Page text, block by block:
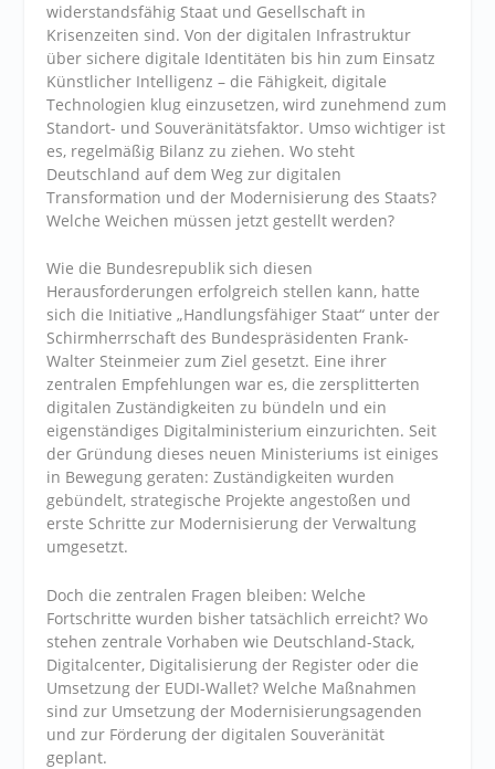
widerstandsfähig Staat und Gesellschaft in
Krisenzeiten sind. Von der digitalen Infrastruktur
über sichere digitale Identitäten bis hin zum Einsatz
Künstlicher Intelligenz – die Fähigkeit, digitale
Technologien klug einzusetzen, wird zunehmend zum
Standort- und Souveränitätsfaktor. Umso wichtiger ist
es, regelmäßig Bilanz zu ziehen. Wo steht
Deutschland auf dem Weg zur digitalen
Transformation und der Modernisierung des Staats?
Welche Weichen müssen jetzt gestellt werden?
Wie die Bundesrepublik sich diesen
Herausforderungen erfolgreich stellen kann, hatte
sich die Initiative „Handlungsfähiger Staat“ unter der
Schirmherrschaft des Bundespräsidenten Frank-
Walter Steinmeier zum Ziel gesetzt. Eine ihrer
zentralen Empfehlungen war es, die zersplitterten
digitalen Zuständigkeiten zu bündeln und ein
eigenständiges Digitalministerium einzurichten. Seit
der Gründung dieses neuen Ministeriums ist einiges
in Bewegung geraten: Zuständigkeiten wurden
gebündelt, strategische Projekte angestoßen und
erste Schritte zur Modernisierung der Verwaltung
umgesetzt.
Doch die zentralen Fragen bleiben: Welche
Fortschritte wurden bisher tatsächlich erreicht? Wo
stehen zentrale Vorhaben wie Deutschland-Stack,
Digitalcenter, Digitalisierung der Register oder die
Umsetzung der EUDI-Wallet? Welche Maßnahmen
sind zur Umsetzung der Modernisierungsagenden
und zur Förderung der digitalen Souveränität
geplant.